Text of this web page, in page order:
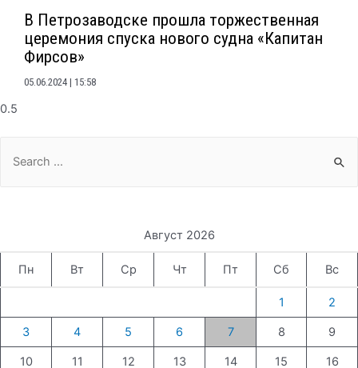
В Петрозаводске прошла торжественная
церемония спуска нового судна «Капитан
Фирсов»
05.06.2024 15:58
for:
Август 2026
Пн Вт Ср Чт Пт Сб Вс
1 2
3 4 5 6 7 8 9
10 11 12 13 14 15 16